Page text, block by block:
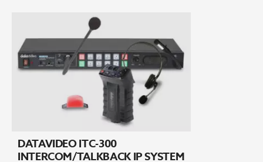
DATAVIDEO ITC-300
INTERCOM/TALKBACK IP SYSTEM